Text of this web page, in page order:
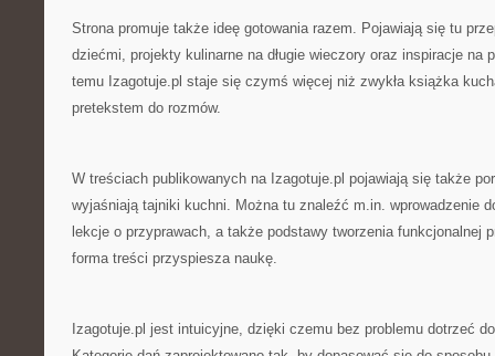
Strona promuje także ideę gotowania razem. Pojawiają się tu
dziećmi, projekty kulinarne na długie wieczory oraz inspiracje na
temu Izagotuje.pl staje się czymś więcej niż zwykła książka
pretekstem do rozmów.
W treściach publikowanych na Izagotuje.pl pojawiają się także
wyjaśniają tajniki kuchni. Można tu znaleźć m.in. wprowadzenie
lekcje o przyprawach, a także podstawy tworzenia funkcjonalnej
forma treści przyspiesza naukę.
Izagotuje.pl jest intuicyjne, dzięki czemu bez problemu dotrzeć